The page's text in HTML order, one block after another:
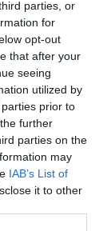
parties, or
for
opt-out
that after your
seeing
utilized by
prior to
further
parties on the
may
IAB’s List of
it to other